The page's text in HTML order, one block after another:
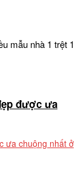
mẫu nhà 1 trệt 1
được ưa